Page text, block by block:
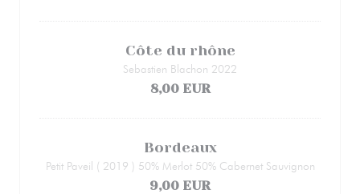
Côte du rhône
Sebastien Blachon 2022
8,00 EUR
Bordeaux
Petit Paveil ( 2019 ) 50% Merlot 50% Cabernet Sauvignon
9,00 EUR